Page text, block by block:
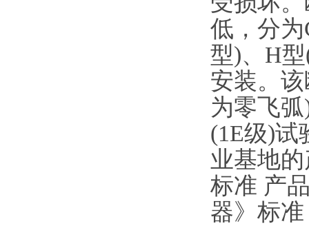
低，分
型)、H
安装。
为零飞
(1E级)试
业基地
标准 产
器》标准